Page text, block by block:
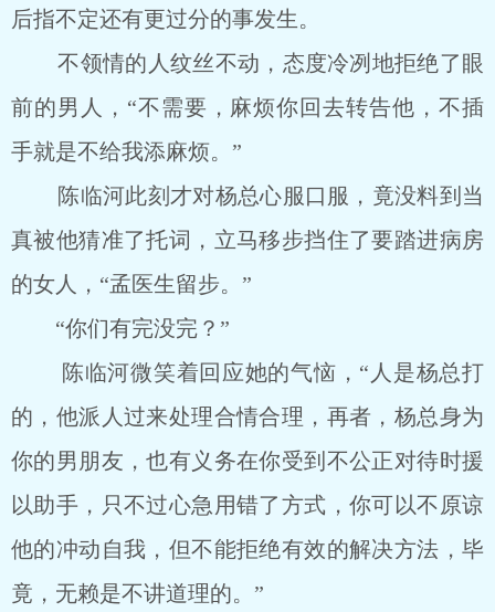
后指不定还有更过分的事发生。
不领情的人纹丝不动，态度冷冽地拒绝了眼
前的男人，“不需要，麻烦你回去转告他，不插
手就是不给我添麻烦。”
陈临河此刻才对杨总心服口服，竟没料到当
真被他猜准了托词，立马移步挡住了要踏进病房
的女人，“孟医生留步。”
“你们有完没完？”
陈临河微笑着回应她的气恼，“人是杨总打
的，他派人过来处理合情合理，再者，杨总身为
你的男朋友，也有义务在你受到不公正对待时援
以助手，只不过心急用错了方式，你可以不原谅
他的冲动自我，但不能拒绝有效的解决方法，毕
竟，无赖是不讲道理的。”